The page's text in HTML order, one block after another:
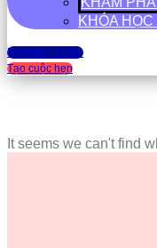
KHÓA
Register | Login
Tạo cuộc hẹn
It seems we can't find